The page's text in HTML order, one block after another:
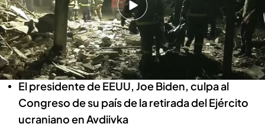
Los últimos ataques rusos dejan tres fallecidos
en Kramatorsk; dos de las víctimas mortales
son madre e hijo
El presidente de EEUU, Joe Biden, culpa al
Congreso de su país de la retirada del Ejército
ucraniano en Avdiivka